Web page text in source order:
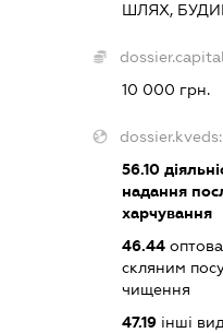
ШЛЯХ,
10 000 грн.
dossier.kveds:
56.10
надання
харчування
46.44
скляним
чищення
47.19 інші